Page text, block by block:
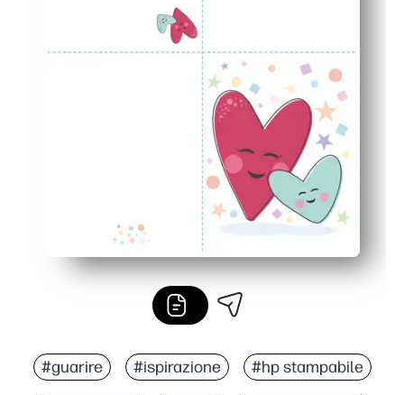
#guarire #ispirazione #hp stampabile